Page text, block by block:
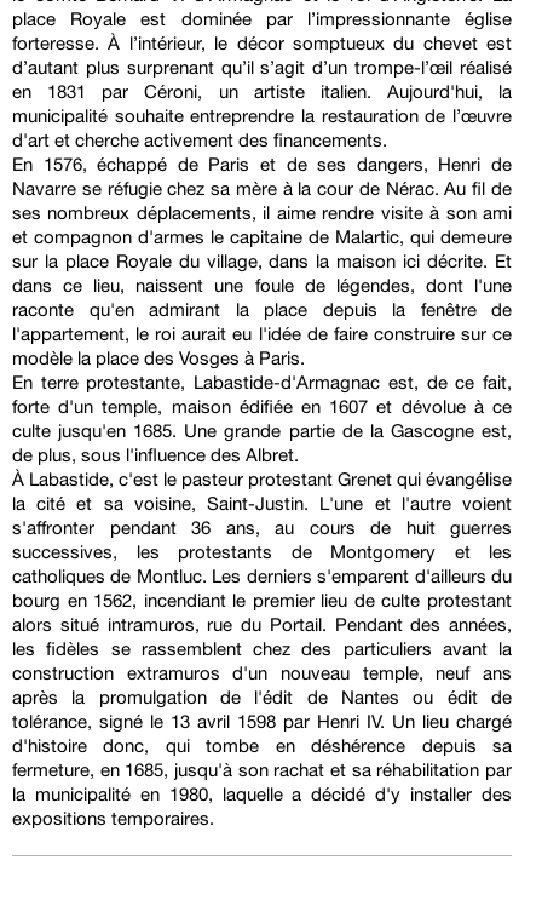
place Royale est dominée par l’impressionnante église
forteresse. À l’intérieur, le décor somptueux du chevet est
d’autant plus surprenant qu’il s’agit d’un trompe-l’œil réalisé
en 1831 par Céroni, un artiste italien. Aujourd'hui, la
municipalité souhaite entreprendre la restauration de l’œuvre
d'art et cherche activement des financements.
En 1576, échappé de Paris et de ses dangers, Henri de
Navarre se réfugie chez sa mère à la cour de Nérac. Au fil de
ses nombreux déplacements, il aime rendre visite à son ami
et compagnon d'armes le capitaine de Malartic, qui demeure
sur la place Royale du village, dans la maison ici décrite. Et
dans ce lieu, naissent une foule de légendes, dont l'une
raconte qu'en admirant la place depuis la fenêtre de
l'appartement, le roi aurait eu l'idée de faire construire sur ce
modèle la place des Vosges à Paris.
En terre protestante, Labastide-d'Armagnac est, de ce fait,
forte d'un temple, maison édifiée en 1607 et dévolue à ce
culte jusqu'en 1685. Une grande partie de la Gascogne est,
de plus, sous l'influence des Albret.
À Labastide, c'est le pasteur protestant Grenet qui évangélise
la cité et sa voisine, Saint-Justin. L'une et l'autre voient
s'affronter pendant 36 ans, au cours de huit guerres
successives, les protestants de Montgomery et les
catholiques de Montluc. Les derniers s'emparent d'ailleurs du
bourg en 1562, incendiant le premier lieu de culte protestant
alors situé intramuros, rue du Portail. Pendant des années,
les fidèles se rassemblent chez des particuliers avant la
construction extramuros d'un nouveau temple, neuf ans
après la promulgation de l'édit de Nantes ou édit de
tolérance, signé le 13 avril 1598 par Henri IV. Un lieu chargé
d'histoire donc, qui tombe en déshérence depuis sa
fermeture, en 1685, jusqu'à son rachat et sa réhabilitation par
la municipalité en 1980, laquelle a décidé d'y installer des
expositions temporaires.